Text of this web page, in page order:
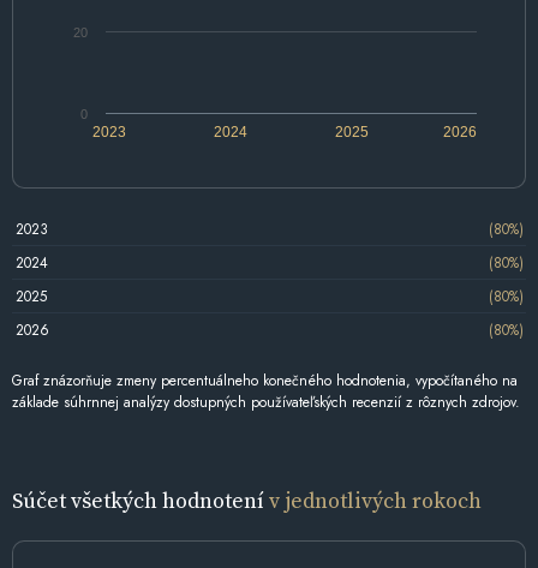
2024 2026
2023 2025
0
20
2023
(80%)
2024
(80%)
2025
(80%)
2026
(80%)
Graf znázorňuje zmeny percentuálneho konečného hodnotenia, vypočítaného na
základe súhrnnej analýzy dostupných používateľských recenzií z rôznych zdrojov.
Súčet všetkých hodnotenív jednotlivých rokoch